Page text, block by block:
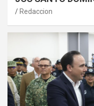
Redaccion